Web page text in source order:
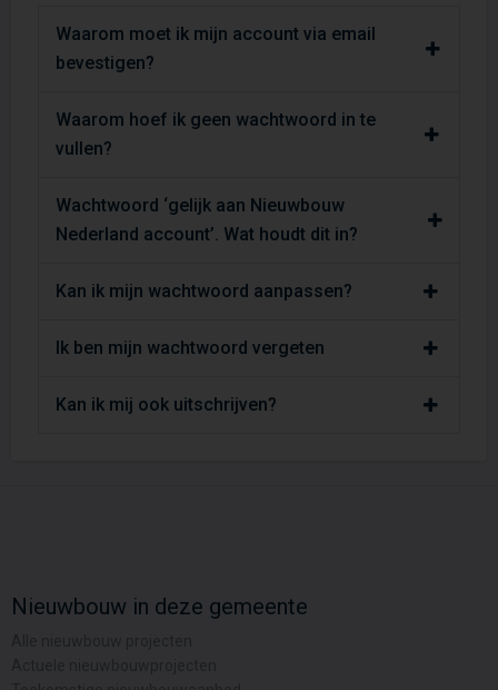
Waarom moet ik mijn account via email
bevestigen?
Waarom hoef ik geen wachtwoord in te
vullen?
Wachtwoord ‘gelijk aan Nieuwbouw
Nederland account’. Wat houdt dit in?
Kan ik mijn wachtwoord aanpassen?
Ik ben mijn wachtwoord vergeten
Kan ik mij ook uitschrijven?
Nieuwbouw in deze gemeente